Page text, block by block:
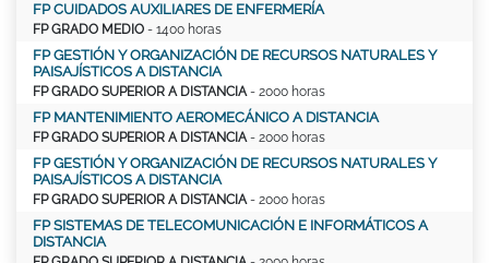
FP CUIDADOS AUXILIARES DE ENFERMERÍA
FP GRADO MEDIO - 1400 horas
FP GESTIÓN Y ORGANIZACIÓN DE RECURSOS NATURALES Y
PAISAJÍSTICOS A DISTANCIA
FP GRADO SUPERIOR A DISTANCIA- 2000 horas
FP MANTENIMIENTO AEROMECÁNICO A DISTANCIA
FP GRADO SUPERIOR A DISTANCIA- 2000 horas
FP GESTIÓN Y ORGANIZACIÓN DE RECURSOS NATURALES Y
PAISAJÍSTICOS A DISTANCIA
FP GRADO SUPERIOR A DISTANCIA- 2000 horas
FP SISTEMAS DE TELECOMUNICACIÓN E INFORMÁTICOS A
DISTANCIA